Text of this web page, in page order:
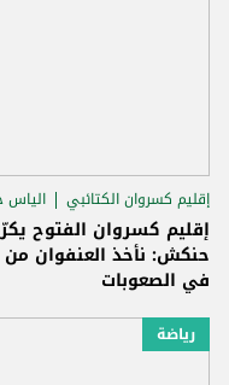
إقليم كسروان الكتائبي
إقليم كسروان الفتوح
في الصعوبات
رياضة